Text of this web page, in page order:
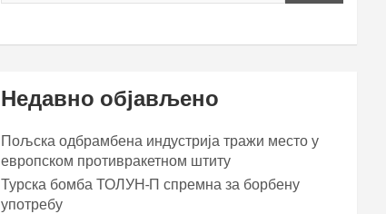
Недавно објављено
Пољска одбрамбена индустрија тражи место у
европском противракетном штиту
Турска бомба ТОЛУН-П спремна за борбену
употребу